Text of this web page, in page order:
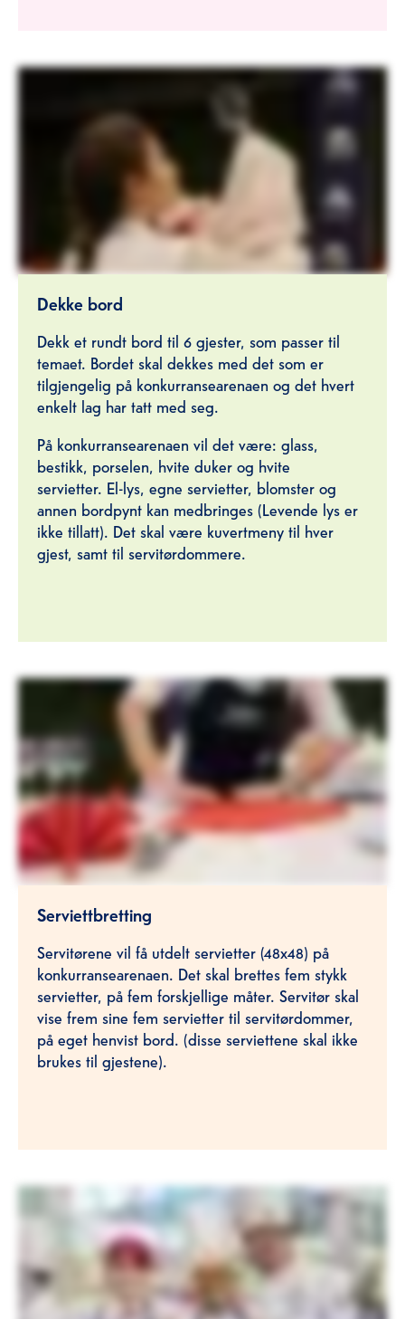
Dekke bord
Dekk et rundt bord til 6 gjester, som passer til
temaet. Bordet skal dekkes med det som er
tilgjengelig på konkurransearenaen og det hvert
enkelt lag har tatt med seg.
På konkurransearenaen vil det være: glass,
bestikk, porselen, hvite duker og hvite
servietter. El-lys, egne servietter, blomster og
annen bordpynt kan medbringes (Levende lys er
ikke tillatt). Det skal være kuvertmeny til hver
gjest, samt til servitørdommere.
Serviettbretting
Servitørene vil få utdelt servietter (48x48) på
konkurransearenaen. Det skal brettes fem stykk
servietter, på fem forskjellige måter. Servitør skal
vise frem sine fem servietter til servitørdommer,
på eget henvist bord. (disse serviettene skal ikke
brukes til gjestene).